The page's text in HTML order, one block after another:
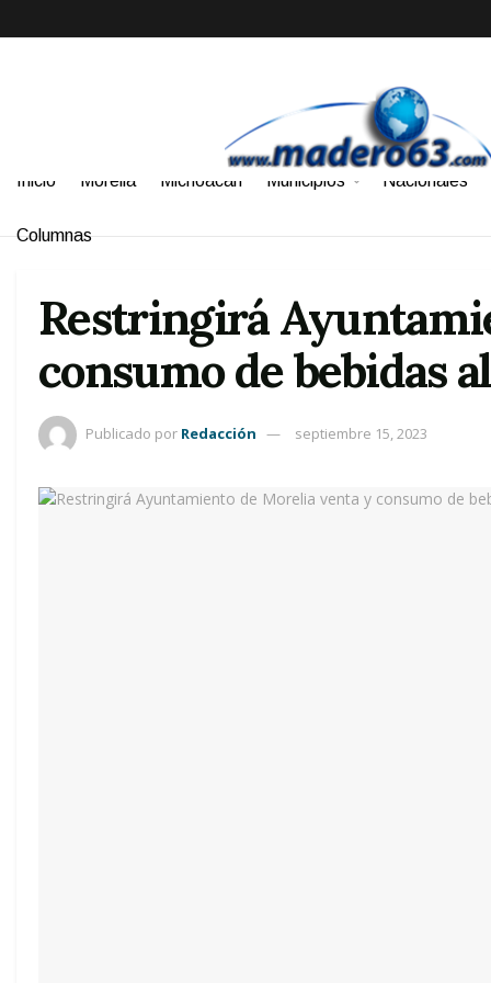
Inicio Morelia Michoacán Municipios Nacionales
Columnas
Restringirá
consumo de bebidas
Publicado por Redacción septiembre 15, 2023